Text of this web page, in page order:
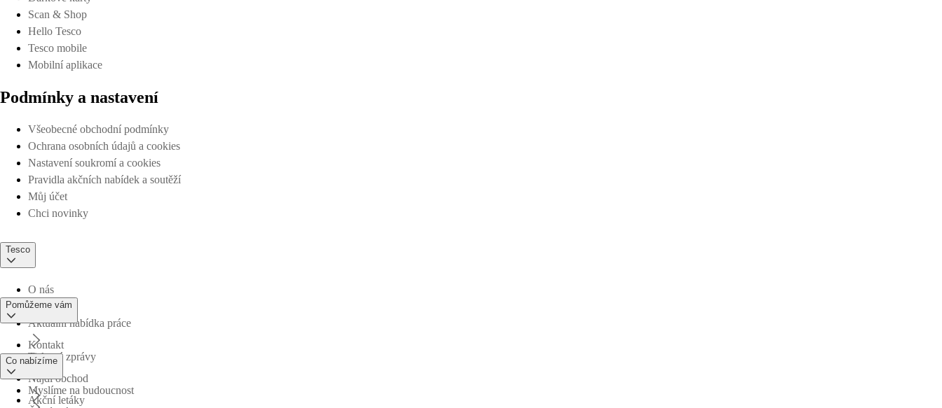
Scan & Shop
Hello Tesco
Tesco mobile
Mobilní aplikace
Podmínky a nastavení
Všeobecné obchodní podmínky
Ochrana osobních údajů a cookies
Nastavení soukromí a cookies
Pravidla akčních nabídek a soutěží
Můj účet
Chci novinky
Tesco
O nás
Aktuální nabídka práce
Tiskové zprávy
Myslíme na budoucnost
Pomůžeme vám
Kontakt
Najdi obchod
Co nabízíme
Akční letáky